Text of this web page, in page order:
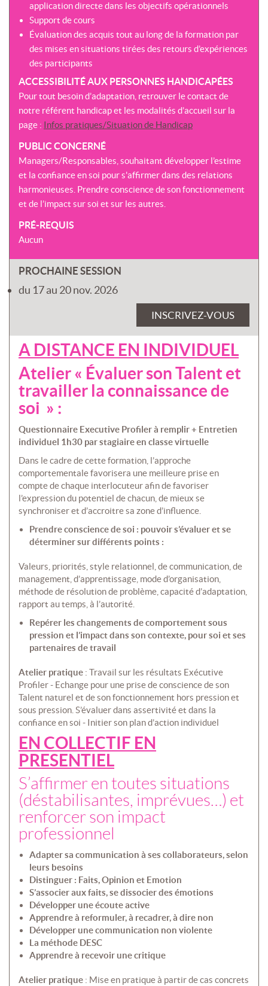
application directe dans les objectifs opérationnels
Support de cours
Évaluation des acquis tout au long de la formation par
des mises en situations tirées des retours d’expériences
des participants
ACCESSIBILITÉ AUX PERSONNES HANDICAPÉES
Pour tout besoin d’adaptation, retrouver le contact de
notre référent handicap et les modalités d’accueil sur la
page : Infos pratiques/Situation de Handicap
PUBLIC CONCERNÉ
Managers/Responsables, souhaitant développer l’estime
et la confiance en soi pour s'affirmer dans des relations
harmonieuses. Prendre conscience de son fonctionnement
et de l’impact sur soi et sur les autres.
PRÉ-REQUIS
Aucun
PROCHAINE SESSION
du 17 au 20 nov. 2026
INSCRIVEZ-VOUS
A DISTANCE EN INDIVIDUEL
Atelier « Évaluer son Talent et
travailler la connaissance de
soi » :
Questionnaire Executive Profiler à remplir + Entretien
individuel 1h30 par stagiaire en classe virtuelle
Dans le cadre de cette formation, l’approche
comportementale favorisera une meilleure prise en
compte de chaque interlocuteur afin de favoriser
l’expression du potentiel de chacun, de mieux se
synchroniser et d’accroitre sa zone d’influence.
Prendre conscience de soi : pouvoir s’évaluer et se
déterminer sur différents points :
Valeurs, priorités, style relationnel, de communication, de
management, d’apprentissage, mode d’organisation,
méthode de résolution de problème, capacité d’adaptation,
rapport au temps, à l’autorité.
Repérer les changements de comportement sous
pression et l’impact dans son contexte, pour soi et ses
partenaires de travail
Atelier pratique : Travail sur les résultats Exécutive
Profiler - Echange pour une prise de conscience de son
Talent naturel et de son fonctionnement hors pression et
sous pression. S’évaluer dans assertivité et dans la
confiance en soi - Initier son plan d’action individuel
EN COLLECTIF EN
PRESENTIEL
S’affirmer en toutes situations
(déstabilisantes, imprévues…) et
renforcer son impact
professionnel
Adapter sa communication à ses collaborateurs, selon
leurs besoins
Distinguer : Faits, Opinion et Emotion
S’associer aux faits, se dissocier des émotions
Développer une écoute active
Apprendre à reformuler, à recadrer, à dire non
Développer une communication non violente
La méthode DESC
Apprendre à recevoir une critique
Atelier pratique : Mise en pratique à partir de cas concrets